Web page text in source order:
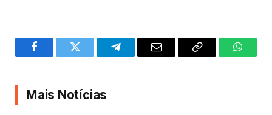
FacebookTwitter TelegramEmail
Copy
Mais Notícias